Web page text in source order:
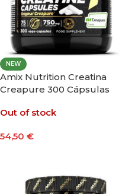
NEW
Amix Nutrition Creatina
Creapure 300 Cápsulas
Out of stock
54,50 €